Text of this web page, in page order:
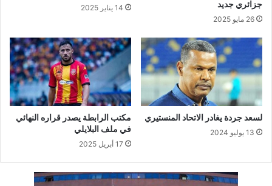
جزائري جديد
26 مايو 2025
14 يناير 2025
لسعد جردة يغادر الاتحاد المنستيري
13 يوليو 2024
مكتب الرابطة يصدر قراره النهائي
في ملف البلايلي
17 أبريل 2025